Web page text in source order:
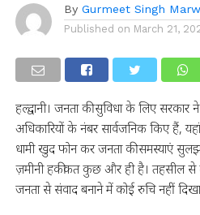
By Gurmeet Singh
Published on March 21,
हल्द्वानी। जनता की सुविधा के लिए
अधिकारियों के नंबर सार्वजनिक किए हैं,
धामी खुद फोन कर जनता की समस्याएं
ज़मीनी हकीकत कुछ और ही है। तहसील
जनता से संवाद बनाने में कोई रुचि नहीं